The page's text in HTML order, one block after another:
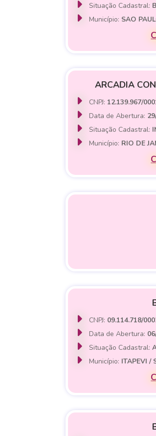
Situação Cadastral:
Município: SAO
ARCADIA
CNPJ: 12.139.967/
Data de Abertura:
Situação Cadastral:
Município: RIO DE
CNPJ: 09.114.718/
Data de Abertura:
Situação Cadastral:
Município: ITAPEVI /